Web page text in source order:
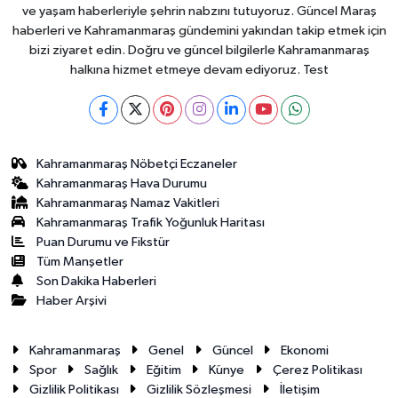
ve yaşam haberleriyle şehrin nabzını tutuyoruz. Güncel Maraş
haberleri ve Kahramanmaraş gündemini yakından takip etmek için
bizi ziyaret edin. Doğru ve güncel bilgilerle Kahramanmaraş
halkına hizmet etmeye devam ediyoruz. Test
Kahramanmaraş Nöbetçi Eczaneler
Kahramanmaraş Hava Durumu
Kahramanmaraş Namaz Vakitleri
Kahramanmaraş Trafik Yoğunluk Haritası
Puan Durumu ve Fikstür
Tüm Manşetler
Son Dakika Haberleri
Haber Arşivi
Kahramanmaraş Genel Güncel
Ekonomi
Spor
Sağlık Eğitim Künye
Çerez Politikası
Gizlilik Politikası
Gizlilik Sözleşmesi İletişim